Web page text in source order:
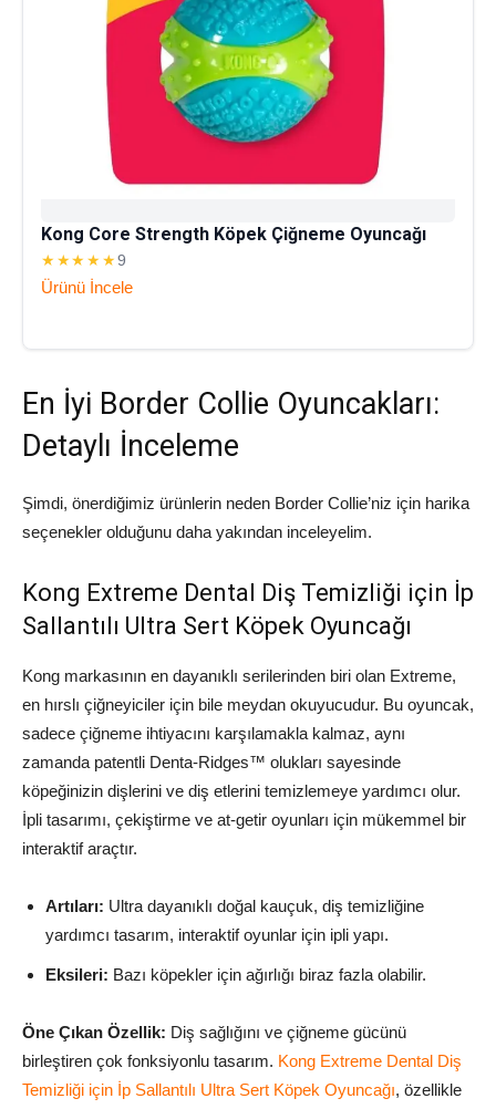
Kong Core Strength Köpek Çiğneme Oyuncağı
★★★★★9
Ürünü İncele
En İyi Border Collie Oyuncakları:
Detaylı İnceleme
Şimdi, önerdiğimiz ürünlerin neden Border Collie’niz için harika
seçenekler olduğunu daha yakından inceleyelim.
Kong Extreme Dental Diş Temizliği için İp
Sallantılı Ultra Sert Köpek Oyuncağı
Kong markasının en dayanıklı serilerinden biri olan Extreme,
en hırslı çiğneyiciler için bile meydan okuyucudur. Bu oyuncak,
sadece çiğneme ihtiyacını karşılamakla kalmaz, aynı
zamanda patentli Denta-Ridges™ olukları sayesinde
köpeğinizin dişlerini ve diş etlerini temizlemeye yardımcı olur.
İpli tasarımı, çekiştirme ve at-getir oyunları için mükemmel bir
interaktif araçtır.
Artıları: Ultra dayanıklı doğal kauçuk, diş temizliğine
yardımcı tasarım, interaktif oyunlar için ipli yapı.
Eksileri: Bazı köpekler için ağırlığı biraz fazla olabilir.
Öne Çıkan Özellik: Diş sağlığını ve çiğneme gücünü
birleştiren çok fonksiyonlu tasarım. Kong Extreme Dental Diş
Temizliği için İp Sallantılı Ultra Sert Köpek Oyuncağı, özellikle